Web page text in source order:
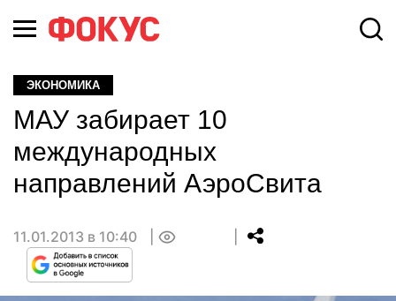
ЭКОНОМИКА
МАУ забирает 10
международных
направлений АэроСвита
11.01.2013 в 10:40